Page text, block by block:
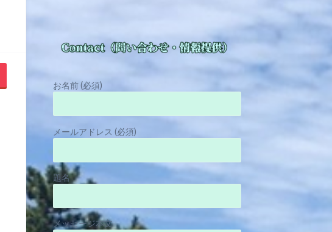
お名前 (必須)
メールアドレス (必須)
題名
メッセージ本文